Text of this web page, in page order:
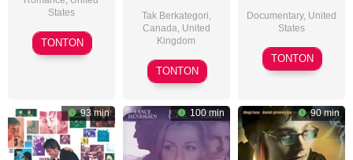
States
Tyler
Maddox
TONTON
Tak Berkategori,
Canada, United
Kingdom
Richard
Kwietniowski
TONTON
Documentary, United
States
Thom
Andersen
TONTON
93 min 100 min 90 min